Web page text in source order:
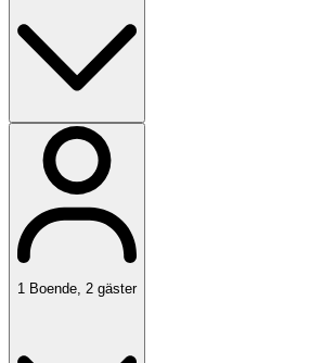
1 Boende 2 gäster